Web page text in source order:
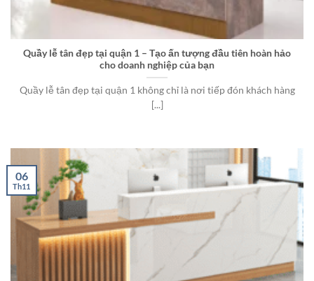
Quầy lễ tân đẹp tại quận 1 – Tạo ấn tượng đầu tiên hoàn hảo
cho doanh nghiệp của bạn
Quầy lễ tân đẹp tại quận 1 không chỉ là nơi tiếp đón khách hàng
[...]
06
Th11